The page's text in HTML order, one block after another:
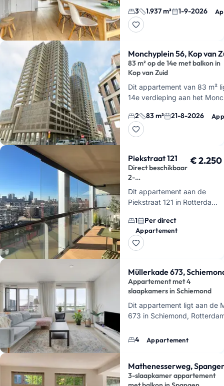
slaapkamers, met circa 115…
3 1.937 m² 1-9-2026
Monchyplein 56, Kop van
83 m² op de 14e met balkon in
Kop van Zuid
Dit appartement van 83 m²
14e verdieping aan het
een balkon aan de
2 83 m² 21-8-2026
Piekstraat 121
Direct beschikbaar
2-
kamerappartement
€ 2.250
Dit appartement aan de
Piekstraat 121 in Rotterdam
slaapkamer. Je huurt het
voor€ 2250 per maand
het is
1 Per direct
Appartement
Müllerkade 673,
Appartement met 4
slaapkamers in Schiemond
Dit appartement ligt aan de
673 in Schiemond,
slaapkamers. De huur is €
4 Appartement
Mathenesserweg,
3-slaapkamer appartement